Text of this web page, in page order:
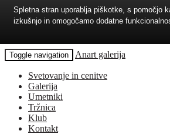
Toggle navigation Anart galerija
Svetovanje in cenitve
Galerija
Umetniki
Tržnica
Klub
Kontakt
Spletna stran uporablja piškotke, s pomočjo
izkušnjo in omogočamo dodatne